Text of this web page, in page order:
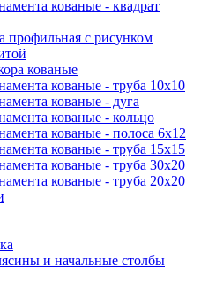
кованые - квадрат
профильная с рисунком
кованые
кованые - труба 10х10
кованые - дуга
кованые - кольцо
кованые - полоса 6х12
кованые - труба 15х15
кованые - труба 30х20
кованые - труба 20х20
и начальные столбы